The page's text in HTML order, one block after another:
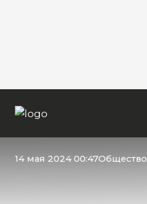
14 мая 2024 00:47Общество